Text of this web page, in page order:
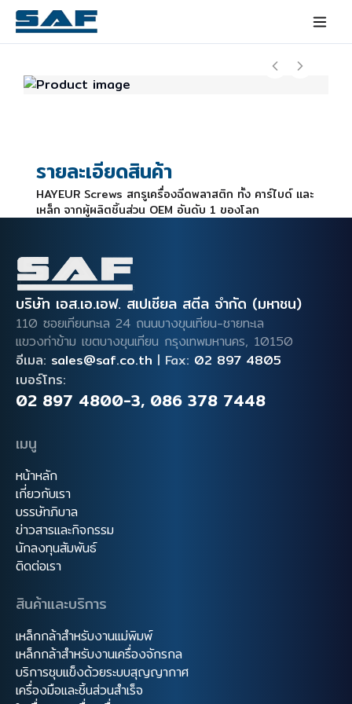
รายละเอียดสินค้า
HAYEUR Screws สกรูเครื่องฉีดพลาสติก ทั้ง คาร์ไบด์ และ
เหล็ก จากผู้ผลิตชิ้นส่วน OEM อันดับ 1 ของโลก
บริษัท เอส.เอ.เอฟ. สเปเชียล สตีล จำกัด (มหาชน)
110 ซอยเทียนทะเล 24 ถนนบางขุนเทียน-ชายทะเล
แขวงท่าข้าม เขตบางขุนเทียน กรุงเทพมหานคร, 10150
อีเมล: sales@saf.co.th | Fax: 02 897 4805
เบอร์โทร:
02 897 4800-3, 086 378 7448
เมนู
หน้าหลัก
เกี่ยวกับเรา
บรรษัทภิบาล
ข่าวสารและกิจกรรม
นักลงทุนสัมพันธ์
ติดต่อเรา
สินค้าและบริการ
เหล็กกล้าสำหรับงานแม่พิมพ์
เหล็กกล้าสำหรับงานเครื่องจักรกล
บริการชุบแข็งด้วยระบบสุญญากาศ
เครื่องมือและชิ้นส่วนสำเร็จ